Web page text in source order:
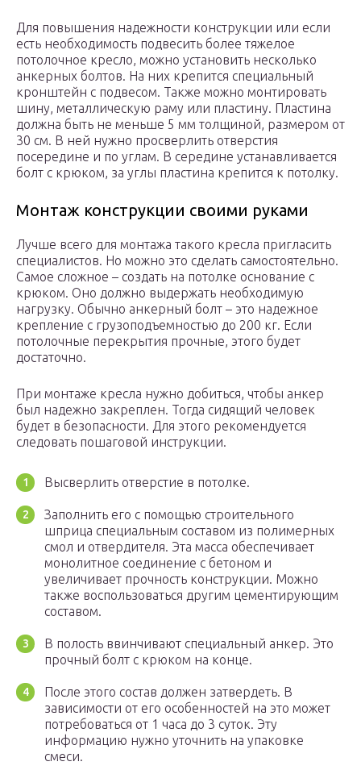
Для повышения надежности конструкции или если
есть необходимость подвесить более тяжелое
потолочное кресло, можно установить несколько
анкерных болтов. На них крепится специальный
кронштейн с подвесом. Также можно монтировать
шину, металлическую раму или пластину. Пластина
должна быть не меньше 5 мм толщиной, размером от
30 см. В ней нужно просверлить отверстия
посередине и по углам. В середине устанавливается
болт с крюком, за углы пластина крепится к потолку.
Монтаж конструкции своими руками
Лучше всего для монтажа такого кресла пригласить
специалистов. Но можно это сделать самостоятельно.
Самое сложное – создать на потолке основание с
крюком. Оно должно выдержать необходимую
нагрузку. Обычно анкерный болт – это надежное
крепление с грузоподъемностью до 200 кг. Если
потолочные перекрытия прочные, этого будет
достаточно.
При монтаже кресла нужно добиться, чтобы анкер
был надежно закреплен. Тогда сидящий человек
будет в безопасности. Для этого рекомендуется
следовать пошаговой инструкции.
Высверлить отверстие в потолке.
Заполнить его с помощью строительного
шприца специальным составом из полимерных
смол и отвердителя. Эта масса обеспечивает
монолитное соединение с бетоном и
увеличивает прочность конструкции. Можно
также воспользоваться другим цементирующим
составом.
В полость ввинчивают специальный анкер. Это
прочный болт с крюком на конце.
После этого состав должен затвердеть. В
зависимости от его особенностей на это может
потребоваться от 1 часа до 3 суток. Эту
информацию нужно уточнить на упаковке
смеси.